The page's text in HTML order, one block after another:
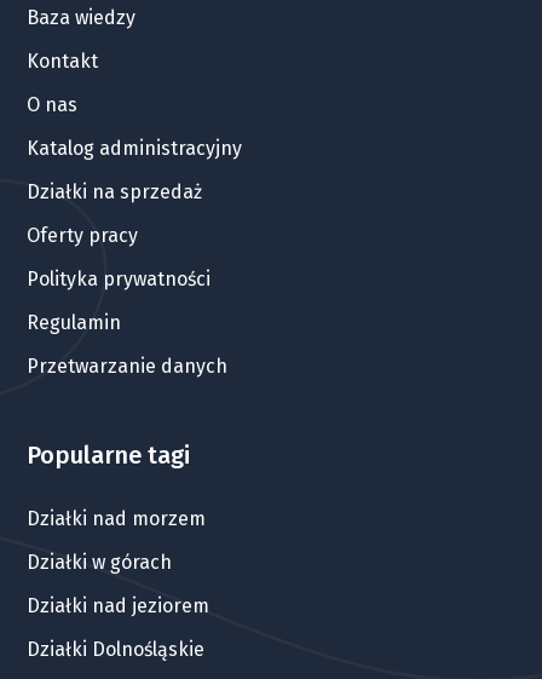
Baza wiedzy
Kontakt
O nas
Katalog administracyjny
Działki na sprzedaż
Oferty pracy
Polityka prywatności
Regulamin
Przetwarzanie danych
Popularne tagi
Działki nad morzem
Działki w górach
Działki nad jeziorem
Działki Dolnośląskie